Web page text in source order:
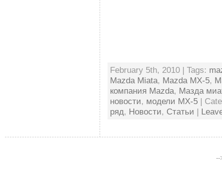
February 5th, 2010 | Tags:
Mazda Miata, Mazda MX-5,
компания Mazda, Мазда
новости, модели MX-5 |
ряд, Новости, Статьи |